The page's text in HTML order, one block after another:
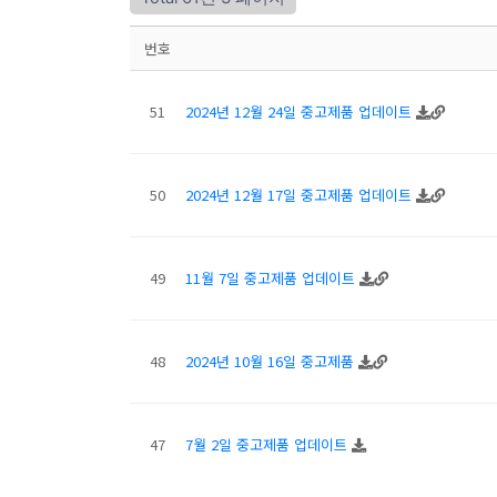
번호
51 2024년 12월 24일 중고제품 업데이트
50 2024년 12월 17일 중고제품 업데이트
49 11월 7일 중고제품 업데이트
48 2024년 10월 16일 중고제품
47 7월 2일 중고제품 업데이트